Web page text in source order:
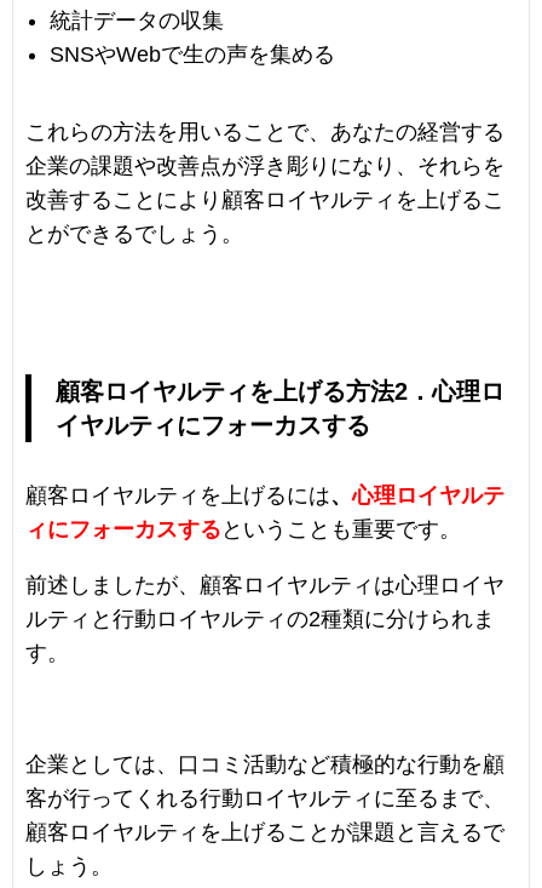
統計データの収集
SNSやWebで生の声を集める
これらの方法を用いることで、あなたの経営する
企業の課題や改善点が浮き彫りになり、それらを
改善することにより顧客ロイヤルティを上げるこ
とができるでしょう。
顧客ロイヤルティを上げる方法2．心理ロ
イヤルティにフォーカスする
顧客ロイヤルティを上げるには、心理ロイヤルテ
ィにフォーカスする ということも重要です。
前述しましたが、顧客ロイヤルティは心理ロイヤ
ルティと行動ロイヤルティの2種類に分けられま
す。
企業としては、口コミ活動など積極的な行動を顧
客が行ってくれる行動ロイヤルティに至るまで、
顧客ロイヤルティを上げることが課題と言えるで
しょう。